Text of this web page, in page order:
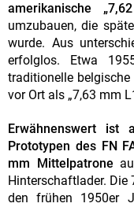
amerikanische
umzubauen, die
wurde. Aus
erfolglos. Etwa
traditionelle belgische
vor Ort als „7,63 mm
Erwähnenswert ist
Prototypen des FN
mm Mittelpatrone
Hinterschaftlader.
den frühen 1950er